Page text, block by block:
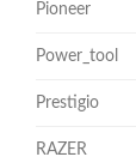
Pioneer
Power_tool
Prestigio
RAZER